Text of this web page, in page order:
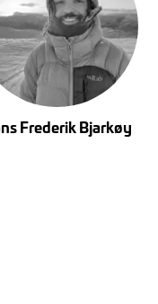
Frederik Bjarkøy